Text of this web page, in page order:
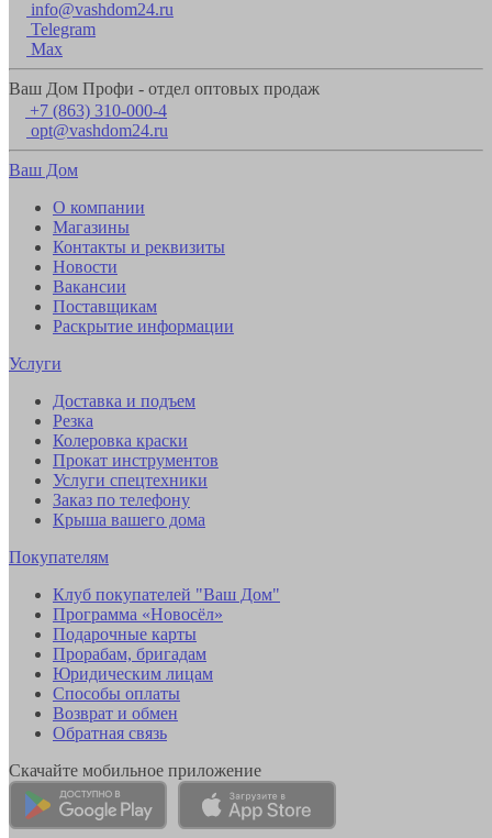
info@vashdom24.ru
Telegram
Max
Ваш Дом Профи - отдел оптовых продаж
+7 (863) 310-000-4
opt@vashdom24.ru
Ваш Дом
О компании
Магазины
Контакты и реквизиты
Новости
Вакансии
Поставщикам
Раскрытие информации
Услуги
Доставка и подъем
Резка
Колеровка краски
Прокат инструментов
Услуги спецтехники
Заказ по телефону
Крыша вашего дома
Покупателям
Клуб покупателей "Ваш Дом"
Программа «Новосёл»
Подарочные карты
Прорабам, бригадам
Юридическим лицам
Способы оплаты
Возврат и обмен
Обратная связь
Скачайте мобильное приложение